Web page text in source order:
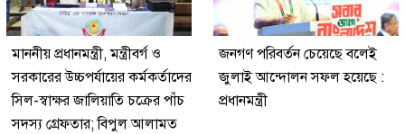
মাননীয় প্রধানমন্ত্রী, মন্ত্রীবর্গ ও
সরকারের উচ্চপর্যায়ের কর্মকর্তাদের
সিল-স্বাক্ষর জালিয়াতি চক্রের পাঁচ
সদস্য গ্রেফতার; বিপুল আলামত
জনগণ পরিবর্তন চেয়েছে বলেই
জুলাই আন্দোলন সফল হয়েছে :
প্রধানমন্ত্রী